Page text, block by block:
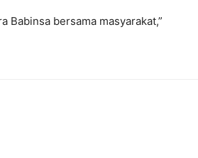
Babinsa bersama masyarakat,”